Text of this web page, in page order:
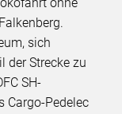
sich
der Strecke zu
SH-
Cargo-Pedelec